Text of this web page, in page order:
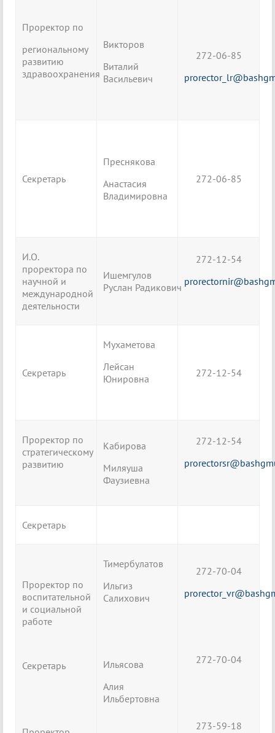
Проректор по
региональному
развитию
здравоохранения
Викторов
Виталий
Васильевич
272-06-85
Секретарь
Преснякова
Анастасия
Владимировна
272-06-85
И.О.
проректора по
научной и
международной
деятельности
Ишемгулов
Руслан Радикович
272-12-54
Секретарь
Мухаметова
Лейсан
Юнировна
272-12-54
Проректор по
стратегическому
развитию
Кабирова
Миляуша
Фаузиевна
272-12-54
Секретарь
Проректор по
воспитательной
и социальной
работе
Секретарь
Тимербулатов
Ильгиз
Салихович
Ильясова
Алия
Ильбертовна
272-70-04
272-70-04
273-59-18